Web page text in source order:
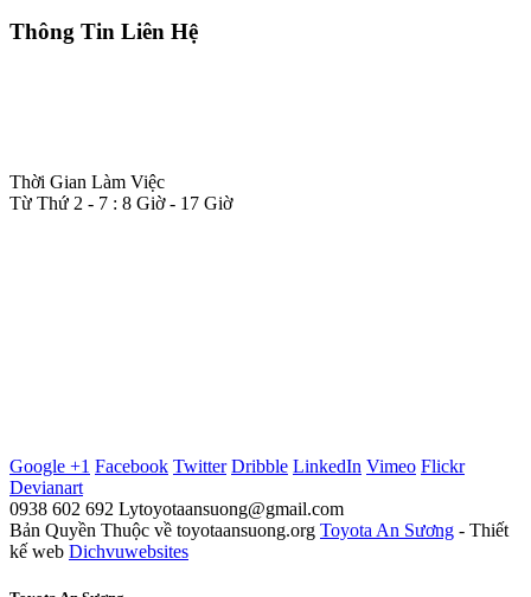
Thông Tin Liên Hệ
Thời Gian Làm Việc
Từ Thứ 2 - 7 : 8 Giờ - 17 Giờ
Google +1 Facebook Twitter Dribble LinkedIn Vimeo Flickr
Devianart
0938 602 692 Lytoyotaansuong@gmail.com
Bản Quyền Thuộc về toyotaansuong.org Toyota An Sương - Thiết
kế web Dichvuwebsites